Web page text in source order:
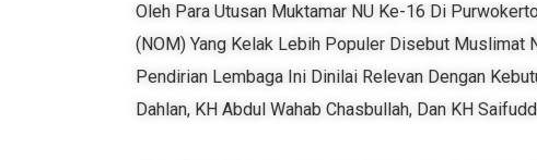
Oleh Para Utusan Muktamar NU Ke-16 Di
(NOM) Yang Kelak Lebih Populer Disebut Muslimat
Pendirian Lembaga Ini Dinilai Relevan Dengan
Dahlan, KH Abdul Wahab Chasbullah, Dan KH